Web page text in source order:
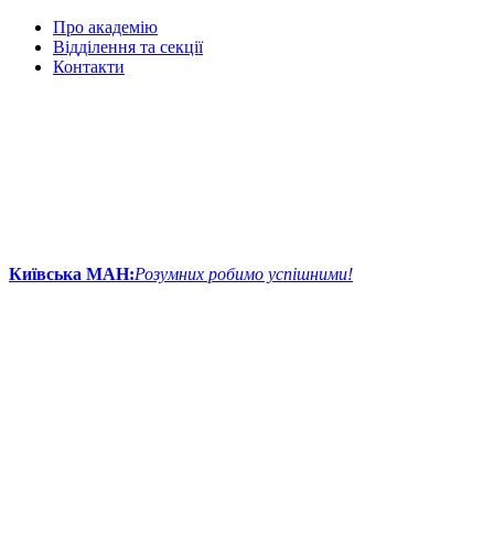
Про академію
Відділення та секції
Контакти
Київська МАН:Розумних робимо успішними!